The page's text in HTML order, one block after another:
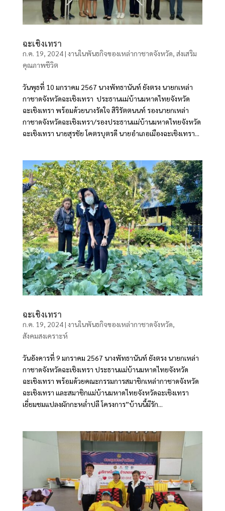
ฉะเชิงเทรา
ก.ค. 19, 2024| งานในพันธกิจของเหล่ากาชาดจังหวัด, ส่งเสริม
คุณภาพชีวิต
วันพุธที่ 10 มกราคม 2567 นางพัทธานันท์ ยังตรง นายกเหล่า
กาชาดจังหวัดฉะเชิงเทรา ประธานแม่บ้านมหาดไทยจังหวัด
ฉะเชิงเทรา พร้อมด้วยนางรัดใจ สิริรัตตนนท์ รองนายกเหล่า
กาชาดจังหวัดฉะเชิงเทรา/รองประธานแม่บ้านมหาดไทยจังหวัด
ฉะเชิงเทรา นายสุรชัย โคตรบุตรดี นายอำเภอเมืองฉะเชิงเทรา...
ฉะเชิงเทรา
ก.ค. 19, 2024| งานในพันธกิจของเหล่ากาชาดจังหวัด,
สังคมสงเคราะห์
วันอังคารที่ 9 มกราคม 2567 นางพัทธานันท์ ยังตรง นายกเหล่า
กาชาดจังหวัดฉะเชิงเทรา ประธานแม่บ้านมหาดไทยจังหวัด
ฉะเชิงเทรา พร้อมด้วยคณะกรรมการสมาชิกเหล่ากาชาดจังหวัด
ฉะเชิงเทรา และสมาชิกแม่บ้านมหาดไทยจังหวัดฉะเชิงเทรา
เยี่ยมชมแปลงผักกะหล่ำปลี โครงการ”บ้านนี้มีรัก...